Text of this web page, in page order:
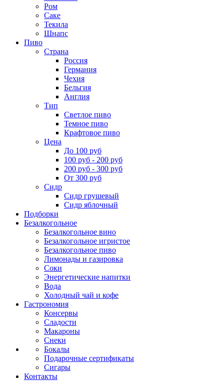
Ром
Саке
Текила
Шнапс
Пиво
Страна
Россия
Германия
Чехия
Бельгия
Англия
Тип
Светлое пиво
Темное пиво
Крафтовое пиво
Цена
До 100 руб
100 руб - 200 руб
200 руб - 300 руб
От 300 руб
Сидр
Сидр грушевый
Сидр яблочный
Подборки
Безалкогольное
Безалкогольное вино
Безалкогольное игристое
Безалкогольное пиво
Лимонады и газировка
Соки
Энергетические напитки
Вода
Холодный чай и кофе
Гастрономия
Консервы
Сладости
Макароны
Снеки
Бокалы
Подарочные сертификаты
Сигары
Контакты